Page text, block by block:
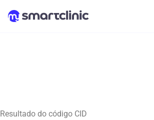
Resultado do código CID